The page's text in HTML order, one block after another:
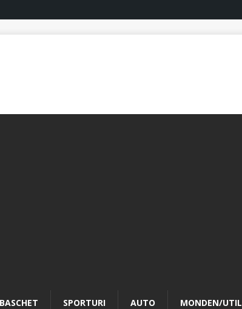
BASCHET SPORTURI AUTO MONDEN/UTIL